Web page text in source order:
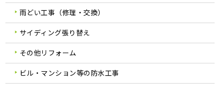
雨どい工事（修理・交換）
サイディング張り替え
その他リフォーム
ビル・マンション等の防水工事